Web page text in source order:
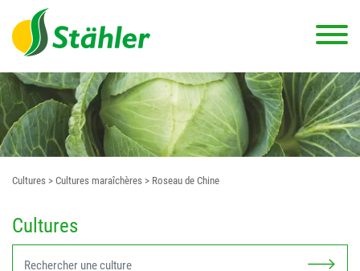
Cultures > Cultures maraîchères > Roseau de Chine
Cultures